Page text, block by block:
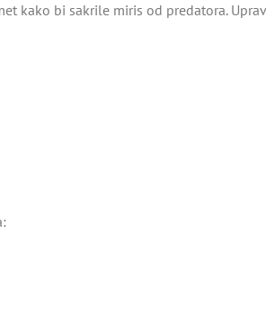
kako bi sakrile miris od predatora.